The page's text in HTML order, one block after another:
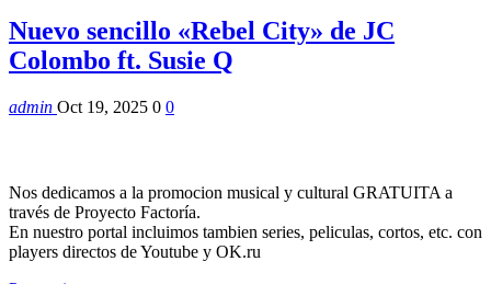
Nuevo sencillo «Rebel City» de JC
Colombo ft. Susie Q
admin Oct 19, 2025 0 0
Nos dedicamos a la promocion musical y cultural GRATUITA a
través de Proyecto Factoría.
En nuestro portal incluimos tambien series, peliculas, cortos, etc. con
players directos de Youtube y OK.ru